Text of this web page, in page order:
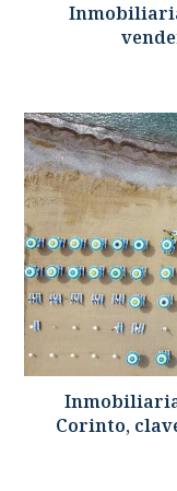
Corinto,